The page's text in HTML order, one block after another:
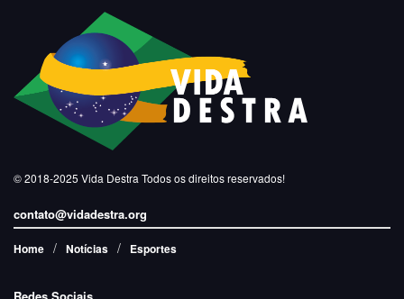
© 2018-2025 Vida Destra Todos os direitos reservados!
contato@vidadestra.org
Home Notícias Esportes
Redes Sociais